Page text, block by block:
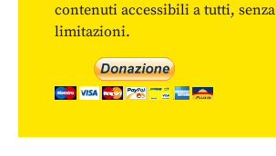
contenuti accessibili a tutti, senza
limitazioni.